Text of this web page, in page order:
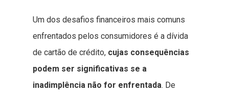
Um dos desafios financeiros mais comuns
enfrentados pelos consumidores é a dívida
de cartão de crédito, cujas consequências
podem ser significativas se a
inadimplência não for enfrentada. De